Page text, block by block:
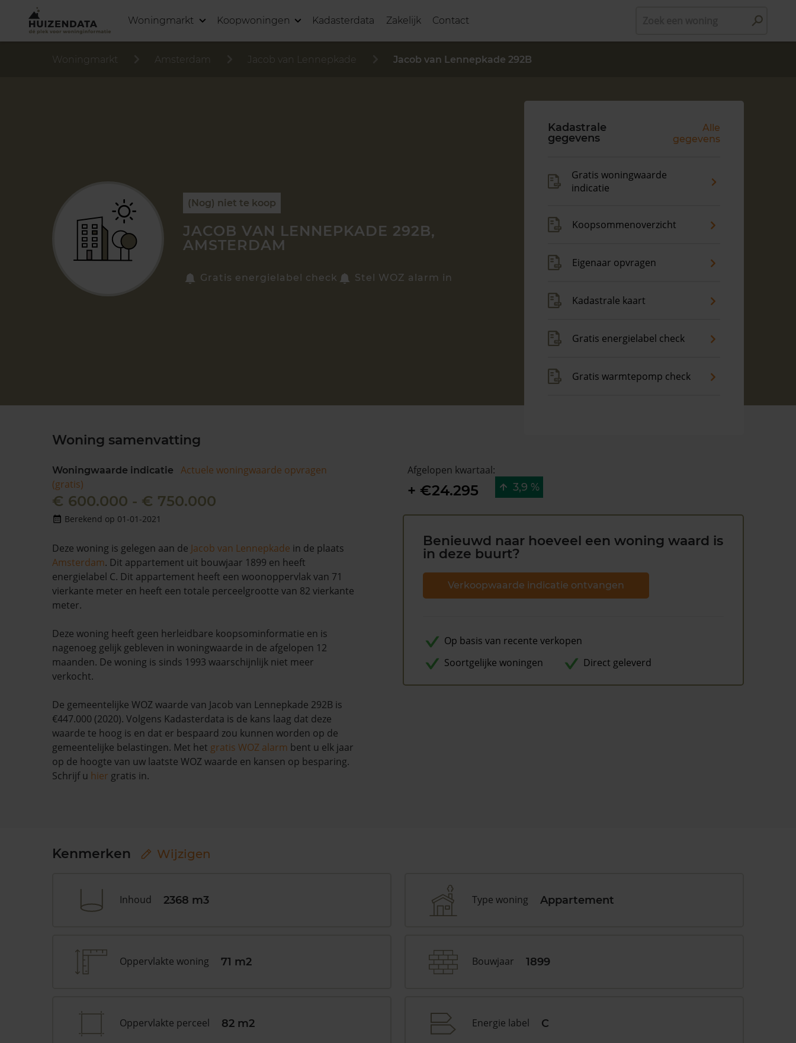
Woningmarkt Koopwoningen Kadasterdata Zakelijk Contact
Woningmarkt Amsterdam Jacob van Lennepkade Jacob van Lennepkade 292B
(Nog) niet te koop
JACOB VAN LENNEPKADE 292B,
AMSTERDAM
Gratis energielabel check Stel WOZ alarm in
Kadastrale
gegevens
Alle
gegevens
Gratis woningwaarde
indicatie
Koopsommenoverzicht
Eigenaar opvragen
Kadastrale kaart
Gratis energielabel check
Gratis warmtepomp check
Woning samenvatting
Woningwaarde indicatie
Actuele woningwaarde opvragen
(gratis)
€ 600.000 - € 750.000
Berekend op 01-01-2021
Deze woning is gelegen aan de Jacob van Lennepkade in de plaats
Amsterdam. Dit appartement uit bouwjaar 1899 en heeft
energielabel C. Dit appartement heeft een woonoppervlak van 71
vierkante meter en heeft een totale perceelgrootte van 82 vierkante
meter.
Deze woning heeft geen herleidbare koopsominformatie en is
nagenoeg gelijk gebleven in woningwaarde in de afgelopen 12
maanden. De woning is sinds 1993 waarschijnlijk niet meer
verkocht.
De gemeentelijke WOZ waarde van Jacob van Lennepkade 292B is
€447.000 (2020). Volgens Kadasterdata is de kans laag dat deze
waarde te hoog is en dat er bespaard zou kunnen worden op de
gemeentelijke belastingen. Met het gratis WOZ alarm bent u elk jaar
op de hoogte van uw laatste WOZ waarde en kansen op besparing.
Schrijf u hier gratis in.
Afgelopen kwartaal:
+ €24.295 3,9 %
Benieuwd naar hoeveel een woning waard is
in deze buurt?
Verkoopwaarde indicatie ontvangen
Op basis van recente verkopen
Soortgelijke woningen
Direct geleverd
Kenmerken Wijzigen
Inhoud 2368 m3 Type woning Appartement
Oppervlakte woning 71 m2 Bouwjaar 1899
Oppervlakte perceel 82 m2 Energie label C